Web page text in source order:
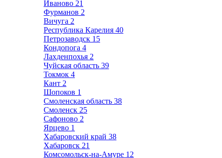
Иваново 21
Фурманов 2
Вичуга 2
Республика Карелия 40
Петрозаводск 15
Кондопога 4
Лахденпохья 2
Чуйская область 39
Токмок 4
Кант 2
Шопоков 1
Смоленская область 38
Смоленск 25
Сафоново 2
Ярцево 1
Хабаровский край 38
Хабаровск 21
Комсомольск-на-Амуре 12